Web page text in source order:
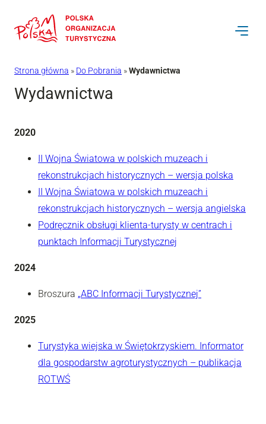
do
Strona główna » Do Pobrania »Wydawnictwa
Wydawnictwa
2020
II Wojna Światowa w polskich muzeach i
rekonstrukcjach historycznych – wersja polska
II Wojna Światowa w polskich muzeach i
rekonstrukcjach historycznych – wersja angielska
Podręcznik obsługi klienta-turysty w centrach i
punktach Informacji Turystycznej
2024
Broszura „ABC Informacji Turystycznej”
2025
Turystyka wiejska w Świętokrzyskiem. Informator
dla gospodarstw agroturystycznych – publikacja
ROTWŚ